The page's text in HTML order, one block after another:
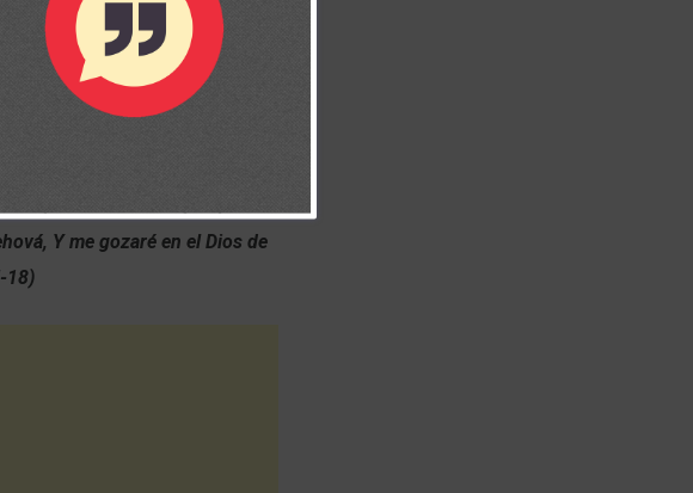
Y me gozaré en el Dios de
18)